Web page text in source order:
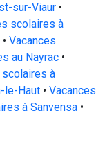
sur-Viaur •
scolaires à
• Vacances
au Nayrac •
à
le-Haut • Vacances
à Sanvensa •